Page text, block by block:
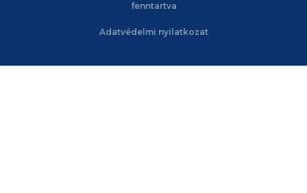
fenntartva
Adatvédelmi nyilatkozat